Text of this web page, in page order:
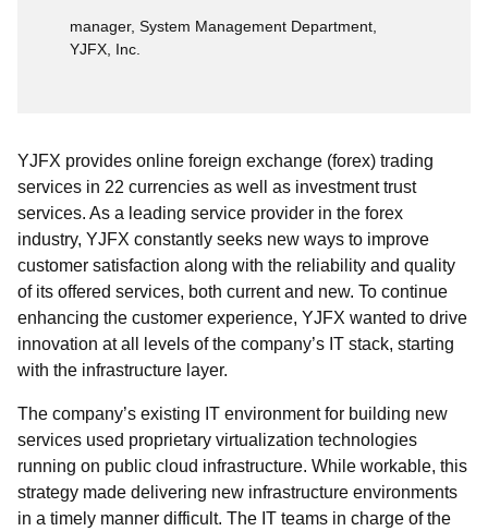
manager, System Management Department,
YJFX, Inc.
YJFX provides online foreign exchange (forex) trading
services in 22 currencies as well as investment trust
services. As a leading service provider in the forex
industry, YJFX constantly seeks new ways to improve
customer satisfaction along with the reliability and quality
of its offered services, both current and new. To continue
enhancing the customer experience, YJFX wanted to drive
innovation at all levels of the company’s IT stack, starting
with the infrastructure layer.
The company’s existing IT environment for building new
services used proprietary virtualization technologies
running on public cloud infrastructure. While workable, this
strategy made delivering new infrastructure environments
in a timely manner difficult. The IT teams in charge of the